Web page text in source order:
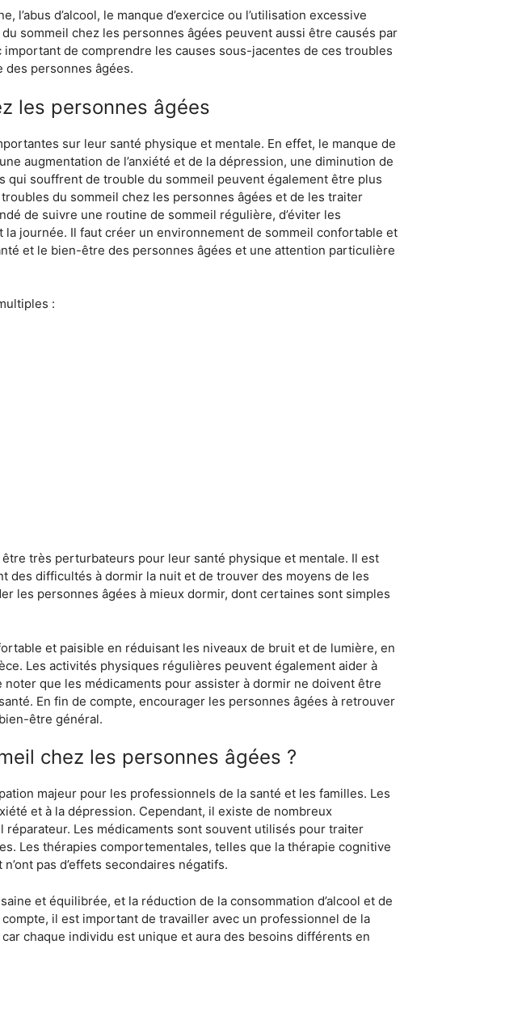
d’alcool, le manque d’exercice ou l’utilisation excessive
sommeil chez les personnes âgées peuvent aussi être causés par
de comprendre les causes sous-jacentes de ces troubles
personnes âgées.
les personnes âgées
sur leur santé physique et mentale. En effet, le manque de
augmentation de l’anxiété et de la dépression, une diminution de
qui souffrent de trouble du sommeil peuvent également être plus
du sommeil chez les personnes âgées et de les traiter
de suivre une routine de sommeil régulière, d’éviter les
journée. Il faut créer un environnement de sommeil confortable et
et le bien-être des personnes âgées et une attention particulière
:
très perturbateurs pour leur santé physique et mentale. Il est
difficultés à dormir la nuit et de trouver des moyens de les
les personnes âgées à mieux dormir, dont certaines sont simples
et paisible en réduisant les niveaux de bruit et de lumière, en
Les activités physiques régulières peuvent également aider à
que les médicaments pour assister à dormir ne doivent être
En fin de compte, encourager les personnes âgées à retrouver
être général.
chez les personnes âgées ?
majeur pour les professionnels de la santé et les familles. Les
et à la dépression. Cependant, il existe de nombreux
Les médicaments sont souvent utilisés pour traiter
Les thérapies comportementales, telles que la thérapie cognitive
pas d’effets secondaires négatifs.
et équilibrée, et la réduction de la consommation d’alcool et de
il est important de travailler avec un professionnel de la
chaque individu est unique et aura des besoins différents en